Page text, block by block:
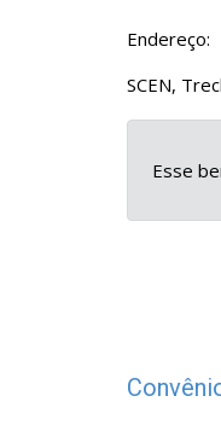
Endereço:
SCEN,
Esse